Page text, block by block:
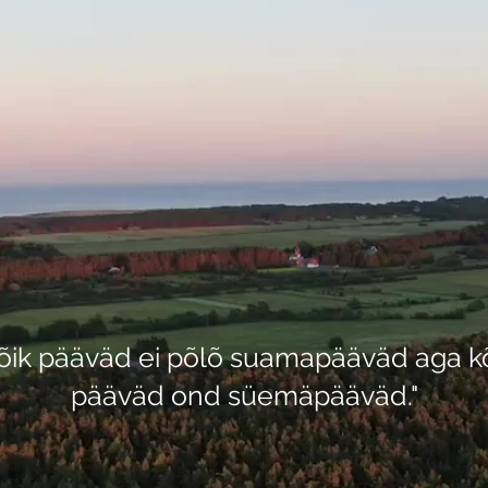
pääväd ei põlõ suamapääväd aga
pääväd ond süemäpääväd."